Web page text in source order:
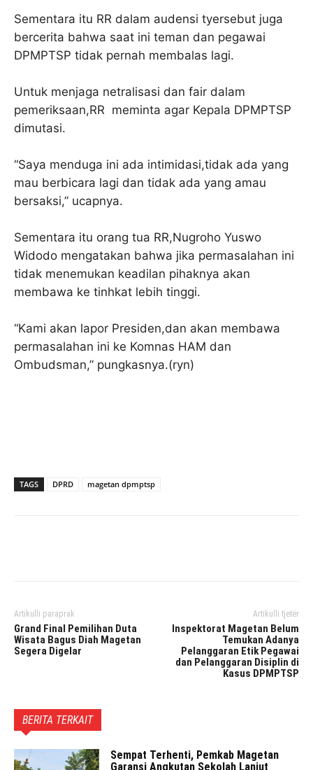
Sementara itu RR dalam audensi tyersebut juga
bercerita bahwa saat ini teman dan pegawai
DPMPTSP tidak pernah membalas lagi.
Untuk menjaga netralisasi dan fair dalam
pemeriksaan,RR meminta agar Kepala DPMPTSP
dimutasi.
“Saya menduga ini ada intimidasi,tidak ada yang
mau berbicara lagi dan tidak ada yang amau
bersaksi,” ucapnya.
Sementara itu orang tua RR,Nugroho Yuswo
Widodo mengatakan bahwa jika permasalahan ini
tidak menemukan keadilan pihaknya akan
membawa ke tinhkat lebih tinggi.
“Kami akan lapor Presiden,dan akan membawa
permasalahan ini ke Komnas HAM dan
Ombudsman,” pungkasnya.(ryn)
TAGS DPRD magetan dpmptsp
Artikulli paraprak
Grand Final Pemilihan Duta
Wisata Bagus Diah Magetan
Segera Digelar
Artikulli tjetër
Inspektorat Magetan Belum
Temukan Adanya
Pelanggaran Etik Pegawai
dan Pelanggaran Disiplin di
Kasus DPMPTSP
BERITA TERKAIT
Sempat Terhenti, Pemkab Magetan
Garansi Angkutan Sekolah Lanjut